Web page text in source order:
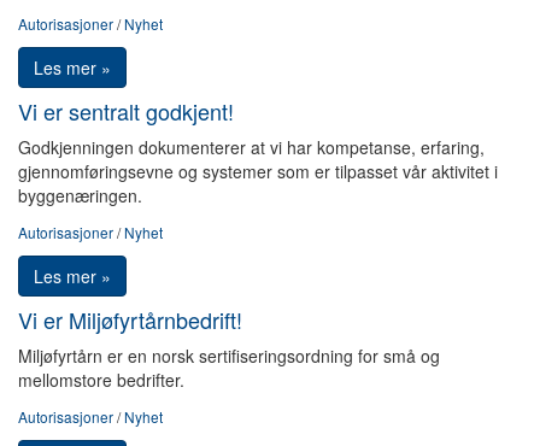
Autorisasjoner/Nyhet
Les mer »
Vi er sentralt godkjent!
Godkjenningen dokumenterer at vi har kompetanse, erfaring,
gjennomføringsevne og systemer som er tilpasset vår aktivitet i
byggenæringen.
Autorisasjoner/Nyhet
Les mer »
Vi er Miljøfyrtårnbedrift!
Miljøfyrtårn er en norsk sertifiseringsordning for små og
mellomstore bedrifter.
Autorisasjoner/Nyhet